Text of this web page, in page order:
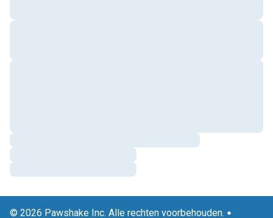
© 2026 Pawshake Inc. Alle rechten voorbehouden.